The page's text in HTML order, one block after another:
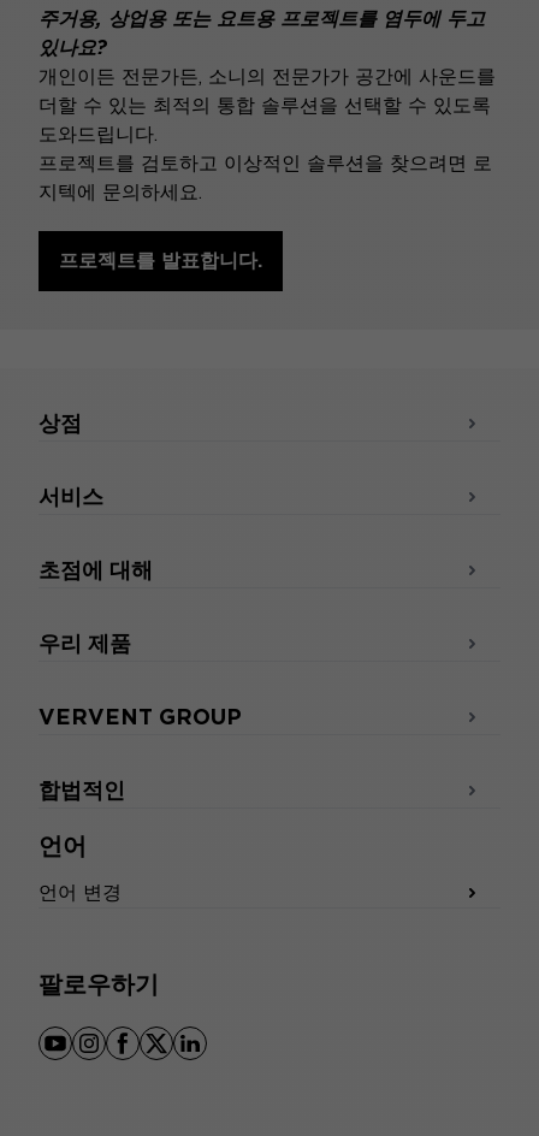
주거용, 상업용 또는 요트용 프로젝트를 염두에 두고
있나요?
개인이든 전문가든, 소니의 전문가가 공간에 사운드를
더할 수 있는 최적의 통합 솔루션을 선택할 수 있도록
도와드립니다.
프로젝트를 검토하고 이상적인 솔루션을 찾으려면 로
지텍에 문의하세요.
프로젝트를 발표합니다.
언어
언어 변경
팔로우하기
youtube
instagram
facebook
x linkedin
상점
서비스
초점에 대해
우리 제품
VERVENT GROUP
합법적인